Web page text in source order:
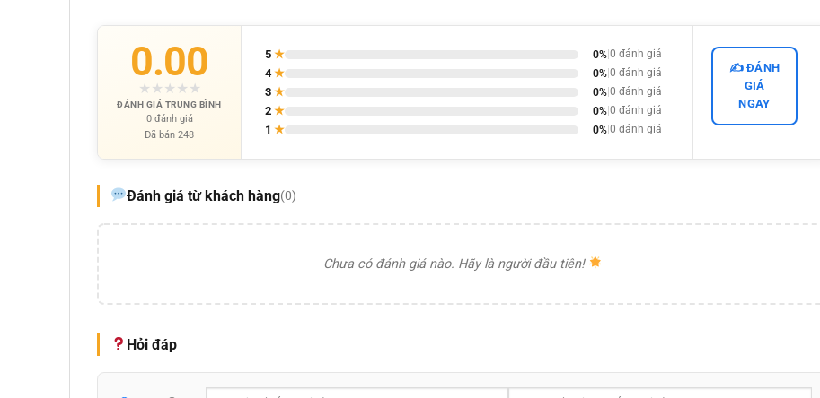
0.00
★ ★ ★ ★ ★
ĐÁNH GIÁ TRUNG BÌNH
0 đánh giá
Đã bán 248
5 ★ 0%| 0 đánh giá
4★ 0%| 0 đánh giá
3 ★ 0%| 0 đánh giá
2 ★ 0%| 0 đánh giá
1 ★ 0%| 0 đánh giá
✍️ ĐÁNH
GIÁ
NGAY
Đánh giá từ khách hàng(0)
Chưa có đánh giá nào. Hãy là người đầu tiên!
Hỏi đáp